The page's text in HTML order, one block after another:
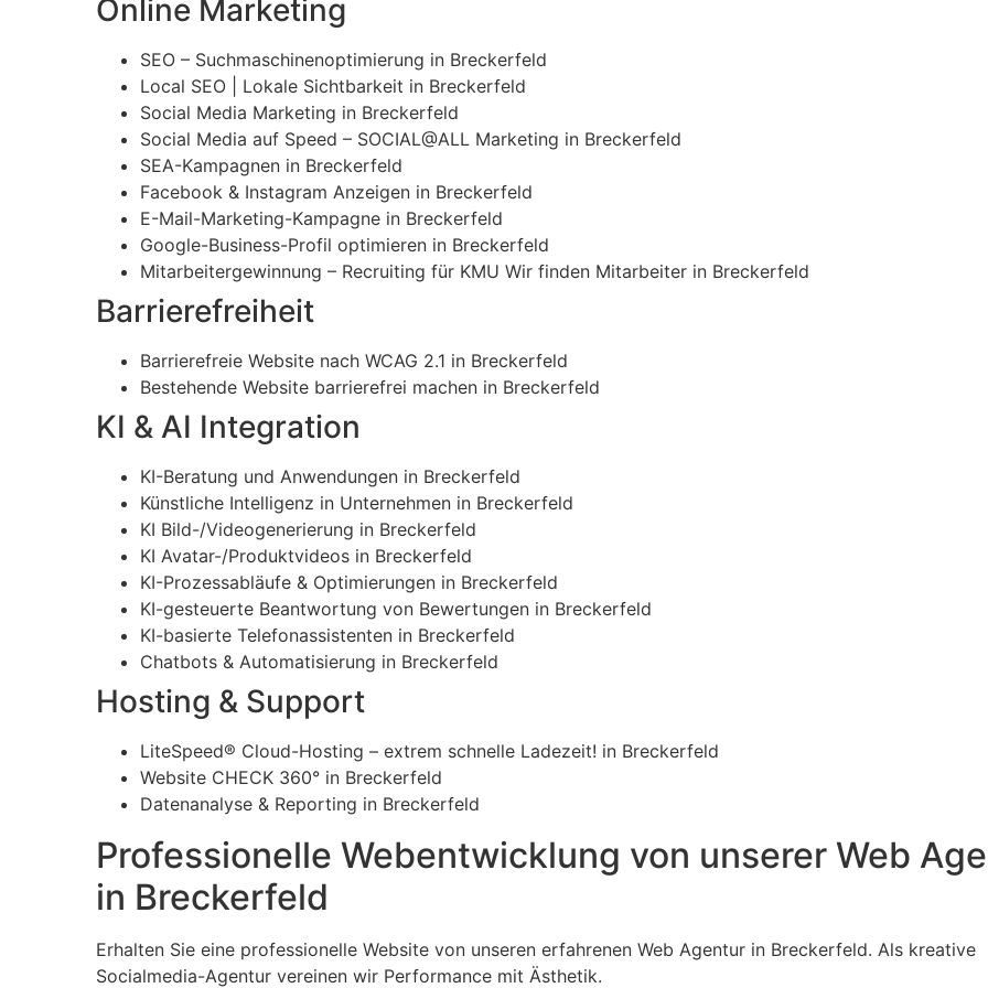
Online Marketing
SEO – Suchmaschinenoptimierung in Breckerfeld
Local SEO | Lokale Sichtbarkeit in Breckerfeld
Social Media Marketing in Breckerfeld
Social Media auf Speed – SOCIAL@ALL Marketing in Breckerfeld
SEA-Kampagnen in Breckerfeld
Facebook & Instagram Anzeigen in Breckerfeld
E-Mail-Marketing-Kampagne in Breckerfeld
Google-Business-Profil optimieren in Breckerfeld
Mitarbeitergewinnung – Recruiting für KMU Wir finden Mitarbeiter in Breckerfeld
Barrierefreiheit
Barrierefreie Website nach WCAG 2.1 in Breckerfeld
Bestehende Website barrierefrei machen in Breckerfeld
KI & AI Integration
KI-Beratung und Anwendungen in Breckerfeld
Künstliche Intelligenz in Unternehmen in Breckerfeld
KI Bild-/Videogenerierung in Breckerfeld
KI Avatar-/Produktvideos in Breckerfeld
KI-Prozessabläufe & Optimierungen in Breckerfeld
KI-gesteuerte Beantwortung von Bewertungen in Breckerfeld
KI-basierte Telefonassistenten in Breckerfeld
Chatbots & Automatisierung in Breckerfeld
Hosting & Support
LiteSpeed® Cloud-Hosting – extrem schnelle Ladezeit! in Breckerfeld
Website CHECK 360° in Breckerfeld
Datenanalyse & Reporting in Breckerfeld
Professionelle Webentwicklung von unserer Web
in Breckerfeld
Erhalten Sie eine professionelle Website von unseren erfahrenen Web Agentur in Breckerfeld. Als kreative
Socialmedia-Agentur vereinen wir Performance mit Ästhetik.